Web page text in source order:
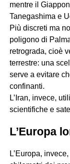
mentre il
Tanegashima e
Più discreti ma
poligono di
retrograda, cioè
terrestre: una
serve a evitare
confinanti.
L’Iran, invece,
scientifiche e
L’Europa
L’Europa,